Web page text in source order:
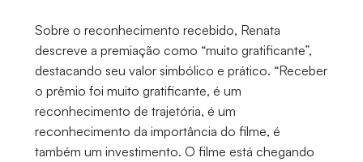
Sobre o reconhecimento recebido, Renata
descreve a premiação como “muito gratificante”,
destacando seu valor simbólico e prático. “Receber
o prêmio foi muito gratificante, é um
reconhecimento de trajetória, é um
reconhecimento da importância do filme, é
também um investimento. O filme está chegando